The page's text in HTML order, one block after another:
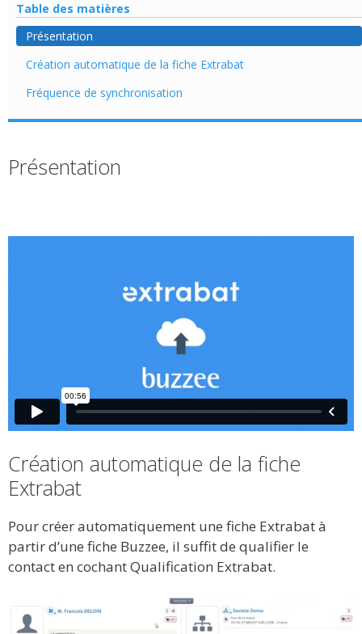
Table des matières
Présentation
Création automatique de la fiche Extrabat
Fréquence de synchronisation
Présentation
Création automatique de la fiche
Extrabat
Pour créer automatiquement une fiche Extrabat à
partir d’une fiche Buzzee, il suffit de qualifier le
contact en cochant Qualification Extrabat.